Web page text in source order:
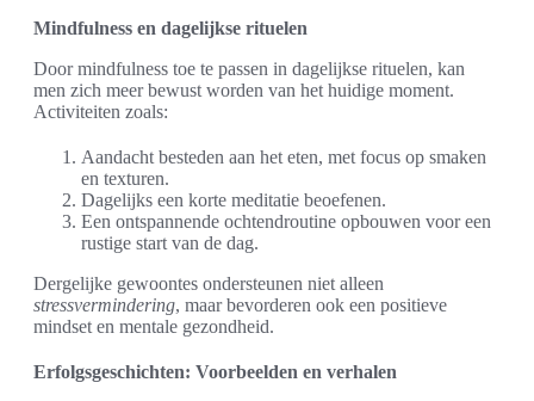
Mindfulness en dagelijkse rituelen
Door mindfulness toe te passen in dagelijkse rituelen, kan
men zich meer bewust worden van het huidige moment.
Activiteiten zoals:
Aandacht besteden aan het eten, met focus op smaken
en texturen.
Dagelijks een korte meditatie beoefenen.
Een ontspannende ochtendroutine opbouwen voor een
rustige start van de dag.
Dergelijke gewoontes ondersteunen niet alleen
stressvermindering, maar bevorderen ook een positieve
mindset en mentale gezondheid.
Erfolgsgeschichten: Voorbeelden en verhalen